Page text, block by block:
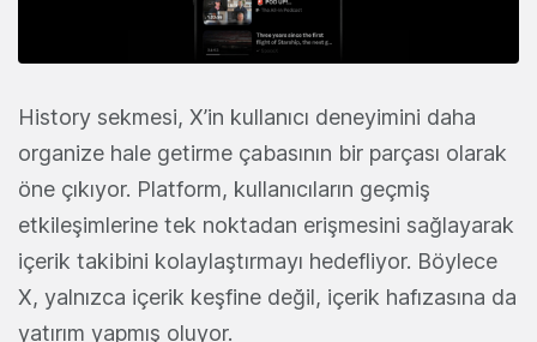
History sekmesi, X’in kullanıcı deneyimini daha
organize hale getirme çabasının bir parçası olarak
öne çıkıyor. Platform, kullanıcıların geçmiş
etkileşimlerine tek noktadan erişmesini sağlayarak
içerik takibini kolaylaştırmayı hedefliyor. Böylece
X, yalnızca içerik keşfine değil, içerik hafızasına da
yatırım yapmış oluyor.